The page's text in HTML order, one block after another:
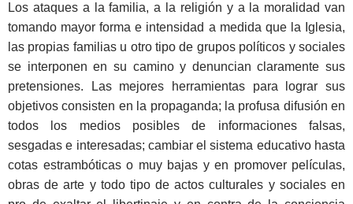
Los ataques a la familia, a la religión y a la moralidad van
tomando mayor forma e intensidad a medida que la Iglesia,
las propias familias u otro tipo de grupos políticos y sociales
se interponen en su camino y denuncian claramente sus
pretensiones. Las mejores herramientas para lograr sus
objetivos consisten en la propaganda; la profusa difusión en
todos los medios posibles de informaciones falsas,
sesgadas e interesadas; cambiar el sistema educativo hasta
cotas estrambóticas o muy bajas y en promover películas,
obras de arte y todo tipo de actos culturales y sociales en